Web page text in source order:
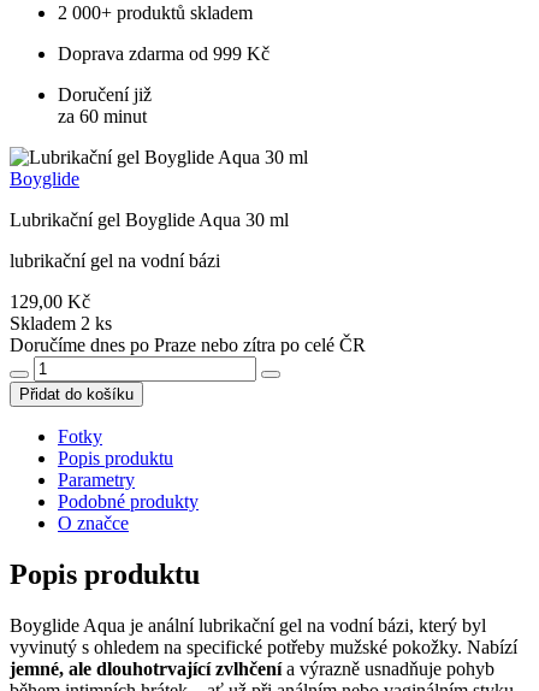
2 000+ produktů skladem
Doprava zdarma od 999 Kč
Doručení již
za 60 minut
Boyglide
Lubrikační gel Boyglide Aqua 30 ml
lubrikační gel na vodní bázi
129,00 Kč
Skladem 2 ks
Doručíme dnes po Praze nebo zítra po celé ČR
Přidat do košíku
Fotky
Popis produktu
Parametry
Podobné produkty
O značce
Popis produktu
Boyglide Aqua je anální lubrikační gel na vodní bázi, který byl
vyvinutý s ohledem na specifické potřeby mužské pokožky. Nabízí
jemné, ale dlouhotrvající zvlhčenía výrazně usnadňuje pohyb